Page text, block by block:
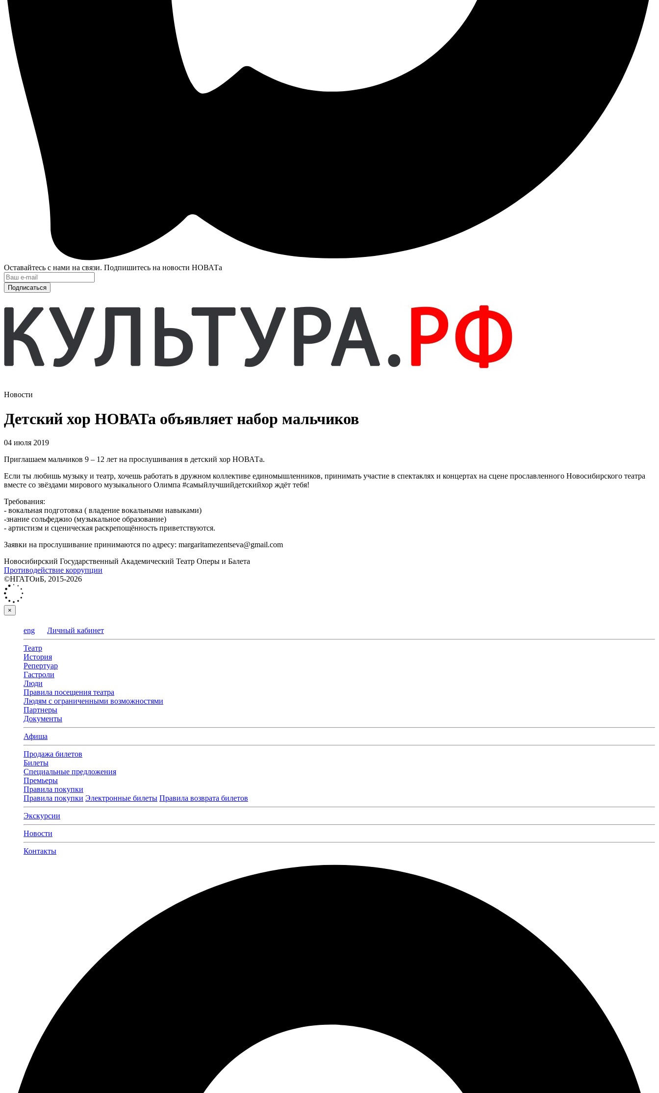
Оставайтесь с нами на связи. Подпишитесь на новости НОВАТа
Подписаться
Новости
Детский хор НОВАТа объявляет набор мальчиков
04 июля 2019
Приглашаем мальчиков 9 – 12 лет на прослушивания в детский хор НОВАТа.
Если ты любишь музыку и театр, хочешь работать в дружном коллективе единомышленников, принимать участие в спектаклях и концертах на сцене прославленного Новосибирского театра
вместе со звёздами мирового музыкального Олимпа #самыйлучшийдетскийхор ждёт тебя!
Требования:
- вокальная подготовка ( владение вокальными навыками)
-знание сольфеджио (музыкальное образование)
- артистизм и сценическая раскрепощённость приветствуются.
Заявки на прослушивание принимаются по адресу: margaritamezentseva@gmail.com
Новосибирский Государственный Академический Театр Оперы и Балета
Противодействие коррупции
©НГАТОиБ, 2015-2026
×
eng Личный кабинет
Театр
История
Репертуар
Гастроли
Люди
Правила посещения театра
Людям с ограниченными возможностями
Партнеры
Документы
Афиша
Продажа билетов
Билеты
Специальные предложения
Премьеры
Правила покупки
Правила покупки Электронные билеты Правила возврата билетов
Экскурсии
Новости
Контакты